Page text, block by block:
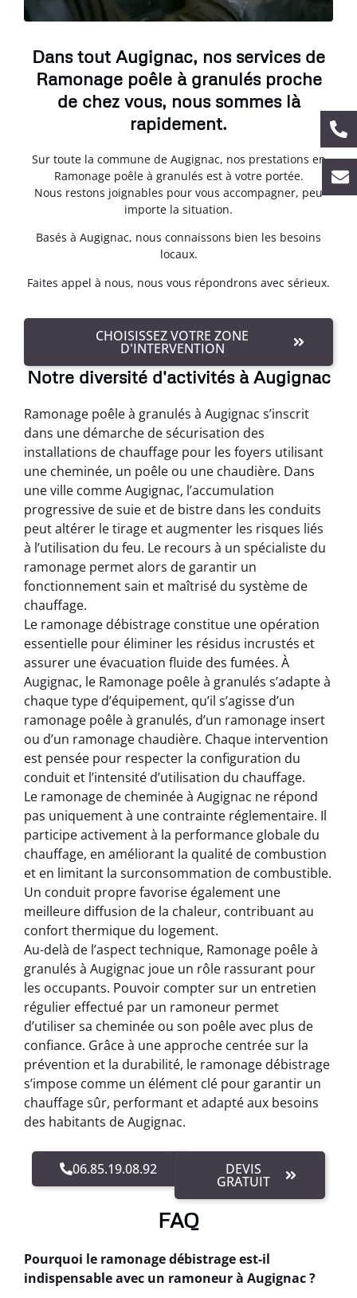
Dans tout Augignac, nos services de
Ramonage poêle à granulés proche
de chez vous, nous sommes là
rapidement.
Sur toute la commune de Augignac, nos prestations en
Ramonage poêle à granulés est à votre portée.
Nous restons joignables pour vous accompagner, peu
importe la situation.
Basés à Augignac, nous connaissons bien les besoins
locaux.
Faites appel à nous, nous vous répondrons avec sérieux.
CHOISISSEZ VOTRE ZONE
D'INTERVENTION
Notre diversité d'activités à Augignac
Ramonage poêle à granulés à Augignac s’inscrit
dans une démarche de sécurisation des
installations de chauffage pour les foyers utilisant
une cheminée, un poêle ou une chaudière. Dans
une ville comme Augignac, l’accumulation
progressive de suie et de bistre dans les conduits
peut altérer le tirage et augmenter les risques liés
à l’utilisation du feu. Le recours à un spécialiste du
ramonage permet alors de garantir un
fonctionnement sain et maîtrisé du système de
chauffage.
Le ramonage débistrage constitue une opération
essentielle pour éliminer les résidus incrustés et
assurer une évacuation fluide des fumées. À
Augignac, le Ramonage poêle à granulés s’adapte à
chaque type d’équipement, qu’il s’agisse d’un
ramonage poêle à granulés, d’un ramonage insert
ou d’un ramonage chaudière. Chaque intervention
est pensée pour respecter la configuration du
conduit et l’intensité d’utilisation du chauffage.
Le ramonage de cheminée à Augignac ne répond
pas uniquement à une contrainte réglementaire. Il
participe activement à la performance globale du
chauffage, en améliorant la qualité de combustion
et en limitant la surconsommation de combustible.
Un conduit propre favorise également une
meilleure diffusion de la chaleur, contribuant au
confort thermique du logement.
Au-delà de l’aspect technique, Ramonage poêle à
granulés à Augignac joue un rôle rassurant pour
les occupants. Pouvoir compter sur un entretien
régulier effectué par un ramoneur permet
d’utiliser sa cheminée ou son poêle avec plus de
confiance. Grâce à une approche centrée sur la
prévention et la durabilité, le ramonage débistrage
s’impose comme un élément clé pour garantir un
chauffage sûr, performant et adapté aux besoins
des habitants de Augignac.
06.85.19.08.92 DEVIS
GRATUIT
FAQ
Pourquoi le ramonage débistrage est-il
indispensable avec un ramoneur à Augignac ?